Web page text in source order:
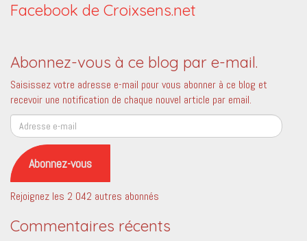
Facebook de Croixsens.net
Abonnez-vous à ce blog par e-mail.
Saisissez votre adresse e-mail pour vous abonner à ce blog et
recevoir une notification de chaque nouvel article par email.
Adresse
e-
mail
Abonnez-vous
Rejoignez les 2 042 autres abonnés
Commentaires récents